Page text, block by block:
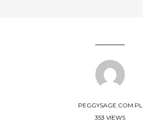
PEGGYSAGE.COM.PL
353 VIEWS